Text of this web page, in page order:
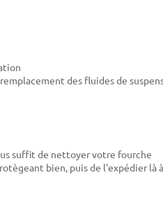
des fluides de
suffit de nettoyer votre fourche
bien, puis de l'expédier là